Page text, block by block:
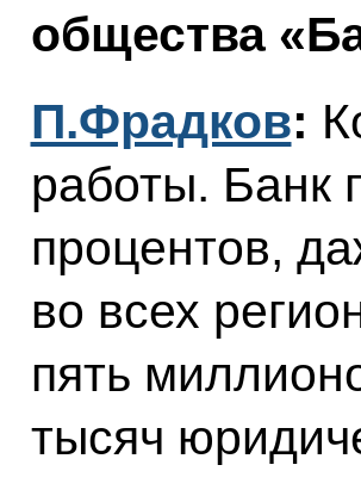
общества
П.Фрадков:
работы. Банк
процентов,
во всех
пять
тысяч